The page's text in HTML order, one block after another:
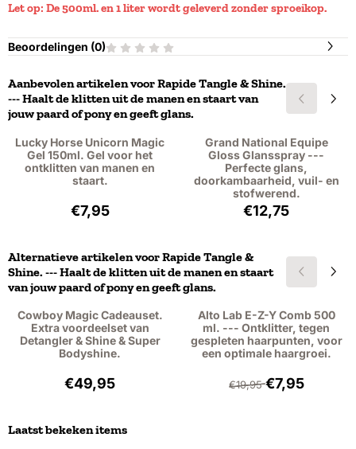
Let op: De 500ml. en 1 liter wordt geleverd zonder sproeikop.
Beoordelingen (0)
Aanbevolen artikelen voorRapide Tangle & Shine.
--- Haalt de klitten uit de manen en staart van
jouw paard of pony en geeft glans.
Lucky Horse Unicorn Magic
Gel 150ml. Gel voor het
ontklitten van manen en
staart.
Prijs: 7,95, exclusief btw: 6,57
€7,95
Grand National Equipe
Gloss Glansspray ---
Perfecte glans,
doorkambaarheid, vuil- en
stofwerend.
Prijs: 12,75,
€12,75
Alternatieve artikelen voorRapide Tangle &
Shine. --- Haalt de klitten uit de manen en staart
van jouw paard of pony en geeft glans.
Cowboy Magic Cadeauset.
Extra voordeelset van
Detangler & Shine & Super
Bodyshine.
Prijs: 49,95, exclusief btw: 41,28
€49,95
Alto Lab E-Z-Y Comb 500
ml. --- Ontklitter, tegen
gespleten haarpunten, voor
een optimale haargroei.
Van 19,95 voor
€19,95€7,95
Laatst bekeken items